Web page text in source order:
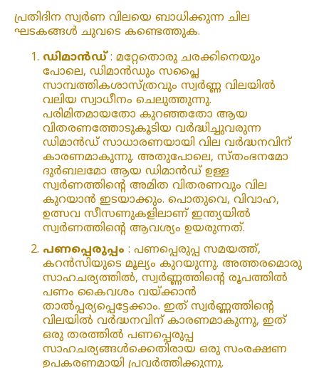
പ്രതിദിന സ്വർണ വിലയെ ബാധിക്കുന്ന ചില
ഘടകങ്ങൾ ചുവടെ കണ്ടെത്തുക.
ഡിമാൻഡ്: മറ്റേതൊരു ചരക്കിനെയും
പോലെ, ഡിമാൻഡും സപ്ലൈ
സാമ്പത്തികശാസ്ത്രവും സ്വർണ്ണ വിലയിൽ
വലിയ സ്വാധീനം ചെലുത്തുന്നു.
പരിമിതമായതോ കുറഞ്ഞതോ ആയ
വിതരണത്തോടുകൂടിയ വർദ്ധിച്ചുവരുന്ന
ഡിമാൻഡ് സാധാരണയായി വില വർദ്ധനവിന്
കാരണമാകുന്നു. അതുപോലെ, സ്‌തംഭനമോ
ദുർബലമോ ആയ ഡിമാൻഡ് ഉള്ള
സ്വർണത്തിന്റെ അമിത വിതരണവും വില
കുറയാൻ ഇടയാക്കും. പൊതുവെ, വിവാഹ,
ഉത്സവ സീസണുകളിലാണ് ഇന്ത്യയിൽ
സ്വർണത്തിന്റെ ആവശ്യം ഉയരുന്നത്.
പണപ്പെരുപ്പം : പണപ്പെരുപ്പ സമയത്ത്,
കറൻസിയുടെ മൂല്യം കുറയുന്നു. അത്തരമൊരു
സാഹചര്യത്തിൽ, സ്വർണ്ണത്തിന്റെ രൂപത്തിൽ
പണം കൈവശം വയ്ക്കാൻ
താൽപ്പര്യപ്പെട്ടേക്കാം. ഇത് സ്വർണ്ണത്തിന്റെ
വിലയിൽ വർദ്ധനവിന് കാരണമാകുന്നു, ഇത്
ഒരു തരത്തിൽ പണപ്പെരുപ്പ
സാഹചര്യങ്ങൾക്കെതിരായ ഒരു സംരക്ഷണ
ഉപകരണമായി പ്രവർത്തിക്കുന്നു.